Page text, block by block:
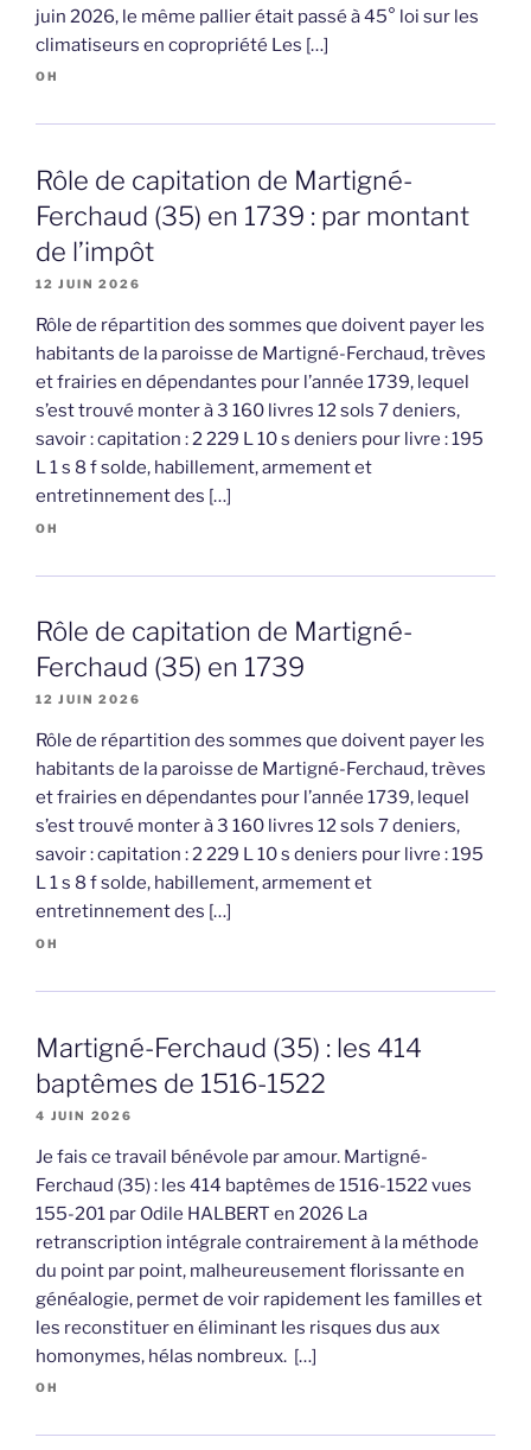
juin 2026, le même pallier était passé à 45° loi sur les
climatiseurs en copropriété Les […]
OH
Rôle de capitation de Martigné-
Ferchaud (35) en 1739 : par montant
de l’impôt
12 JUIN 2026
Rôle de répartition des sommes que doivent payer les
habitants de la paroisse de Martigné-Ferchaud, trèves
et frairies en dépendantes pour l’année 1739, lequel
s’est trouvé monter à 3 160 livres 12 sols 7 deniers,
savoir : capitation : 2 229 L 10 s deniers pour livre : 195
L 1 s 8 f solde, habillement, armement et
entretinnement des […]
OH
Rôle de capitation de Martigné-
Ferchaud (35) en 1739
12 JUIN 2026
Rôle de répartition des sommes que doivent payer les
habitants de la paroisse de Martigné-Ferchaud, trèves
et frairies en dépendantes pour l’année 1739, lequel
s’est trouvé monter à 3 160 livres 12 sols 7 deniers,
savoir : capitation : 2 229 L 10 s deniers pour livre : 195
L 1 s 8 f solde, habillement, armement et
entretinnement des […]
OH
Martigné-Ferchaud (35) : les 414
baptêmes de 1516-1522
4 JUIN 2026
Je fais ce travail bénévole par amour. Martigné-
Ferchaud (35) : les 414 baptêmes de 1516-1522 vues
155-201 par Odile HALBERT en 2026 La
retranscription intégrale contrairement à la méthode
du point par point, malheureusement florissante en
généalogie, permet de voir rapidement les familles et
les reconstituer en éliminant les risques dus aux
homonymes, hélas nombreux. […]
OH